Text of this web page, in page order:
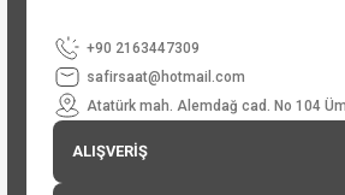
+90 2163447309
safirsaat@hotmail.com
Atatürk mah. Alemdağ cad. No 104
ALIŞVERİŞ